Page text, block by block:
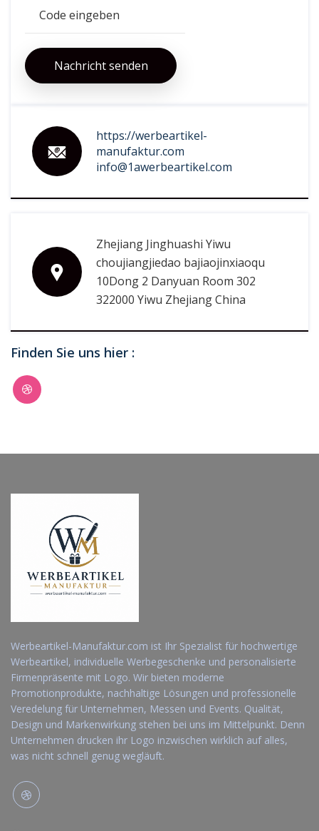
Nachricht senden
https://werbeartikel-
manufaktur.com
info@1awerbeartikel.com
Zhejiang Jinghuashi Yiwu
choujiangjiedao bajiaojinxiaoqu
10Dong 2 Danyuan Room 302
322000 Yiwu Zhejiang China
Finden Sie uns hier :
Werbeartikel-Manufaktur.com ist Ihr Spezialist für hochwertige
Werbeartikel, individuelle Werbegeschenke und personalisierte
Firmenpräsente mit Logo. Wir bieten moderne
Promotionprodukte, nachhaltige Lösungen und professionelle
Veredelung für Unternehmen, Messen und Events. Qualität,
Design und Markenwirkung stehen bei uns im Mittelpunkt. Denn
Unternehmen drucken ihr Logo inzwischen wirklich auf alles,
was nicht schnell genug wegläuft.